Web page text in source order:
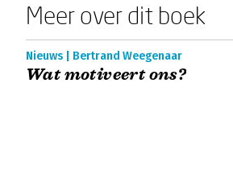
Meer over dit boek
Nieuws | Bertrand Weegenaar
Wat motiveert ons?